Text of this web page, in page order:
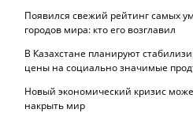
Появился свежий рейтинг самых
городов мира: кто его возглавил
В Казахстане планируют
цены на социально значимые
Новый экономический кризис
накрыть мир